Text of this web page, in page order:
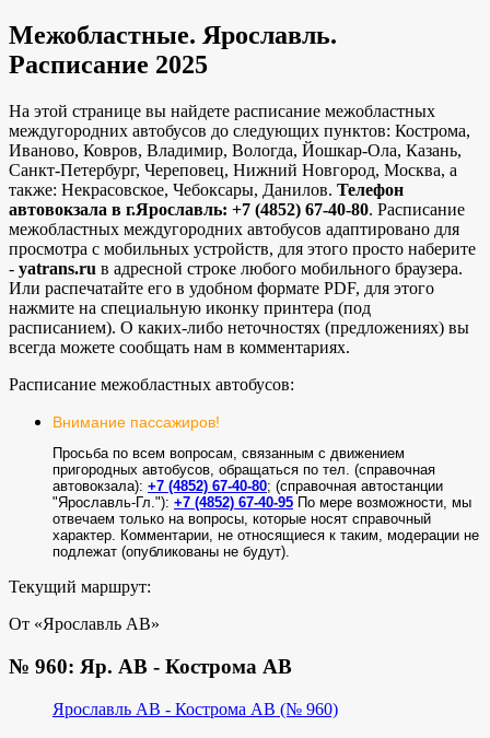
Межобластные. Ярославль.
Расписание 2025
На этой странице вы найдете расписание межобластных
междугородних автобусов до следующих пунктов: Кострома,
Иваново, Ковров, Владимир, Вологда, Йошкар-Ола, Казань,
Санкт-Петербург, Череповец, Нижний Новгород, Москва, а
также: Некрасовское, Чебоксары, Данилов. Телефон
автовокзала в г.Ярославль: +7 (4852) 67-40-80. Расписание
межобластных междугородних автобусов адаптировано для
просмотра с мобильных устройств, для этого просто наберите
- yatrans.ru в адресной строке любого мобильного браузера.
Или распечатайте его в удобном формате PDF, для этого
нажмите на специальную иконку принтера (под
расписанием). О каких-либо неточностях (предложениях) вы
всегда можете сообщать нам в комментариях.
Расписание межобластных автобусов:
Внимание пассажиров!
Просьба по всем вопросам, связанным с движением
пригородных автобусов, обращаться по тел. (справочная
автовокзала): +7 (4852) 67-40-80; (справочная автостанции
"Ярославль-Гл."): +7 (4852) 67-40-95 По мере возможности, мы
отвечаем только на вопросы, которые носят справочный
характер. Комментарии, не относящиеся к таким, модерации не
подлежат (опубликованы не будут).
Текущий маршрут:
От «Ярославль АВ»
№ 960: Яр. АВ - Кострома АВ
Ярославль АВ - Кострома АВ (№ 960)